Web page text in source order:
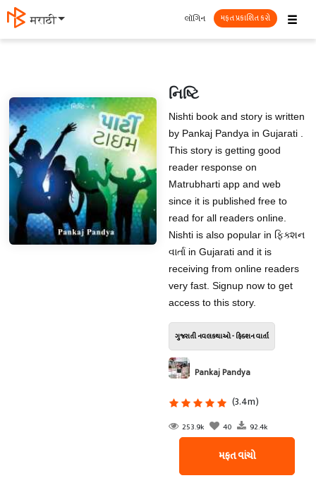
मराठी ☰
લૉગિન મફત પ્રકાશિત કરો
નિષ્ટિ
Nishti book and story is written
by Pankaj Pandya in Gujarati .
This story is getting good
reader response on
Matrubharti app and web
since it is published free to
read for all readers online.
Nishti is also popular in ફિક્શન
વાર્તા in Gujarati and it is
receiving from online readers
very fast. Signup now to get
access to this story.
ગુજરાતી નવલકથાઓ - ફિક્શન વાર્તા
Pankaj Pandya
(3.4m)
253.9k 40 92.4k
મફત વાંચો